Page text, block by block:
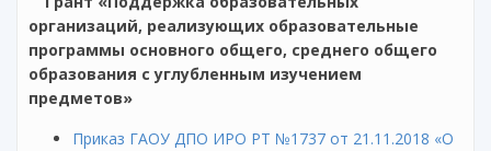
организаций, реализующих образовательные
программы основного общего, среднего общего
образования с углубленным изучением
предметов»
Приказ ГАОУ ДПО ИРО РТ №1737 от 21.11.2018 «О